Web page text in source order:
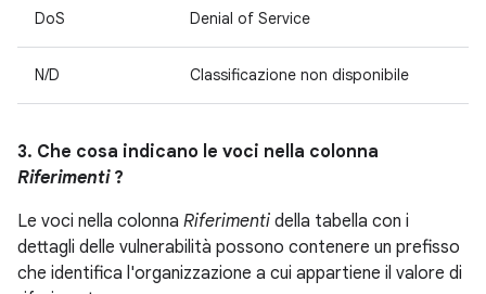
DoS Denial of Service
N/D Classificazione non disponibile
3. Che cosa indicano le voci nella colonna
Riferimenti?
Le voci nella colonna Riferimenti della tabella con i
dettagli delle vulnerabilità possono contenere un prefisso
che identifica l'organizzazione a cui appartiene il valore di